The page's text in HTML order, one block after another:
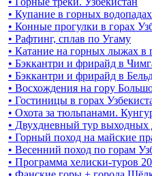
• Купание в горных
• Конные прогулки в горах
• Рафтинг, сплав по Угаму
• Катание на горных лыжах в
• Бэккантри и фрирайд в
• Бэккантри и фрирайд в
• Восхождения на гору
• Гостиницы в горах
• Охота за тюльпанами.
• Двухдневный тур
• Горный поход на майские
• Весенний поход по горам
• Программа хелиски-туров